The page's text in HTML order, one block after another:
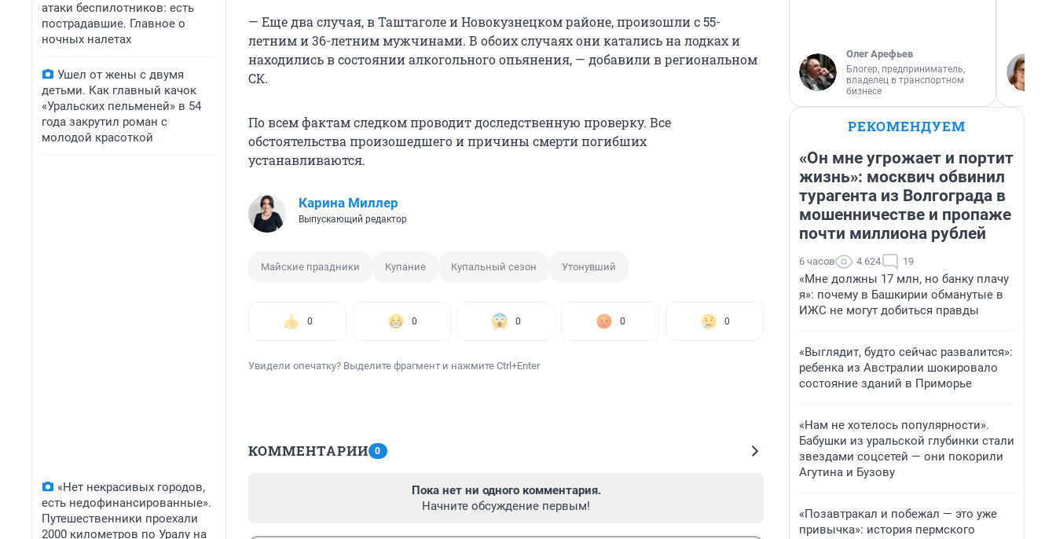
атаки беспилотников: есть
пострадавшие. Главное о
ночных налетах
Ушел от жены с двумя
детьми. Как главный качок
«Уральских пельменей» в 54
года закрутил роман с
молодой красоткой
«Нет некрасивых городов,
есть недофинансированные».
Путешественники проехали
2000 километров по Уралу на
— Еще два случая, в Таштаголе и Новокузнецком районе, произошли с 55-
летним и 36-летним мужчинами. В обоих случаях они катались на лодках и
находились в состоянии алкогольного опьянения, — добавили в региональном
СК.
По всем фактам следком проводит доследственную проверку. Все
обстоятельства произошедшего и причины смерти погибших
устанавливаются.
Карина Миллер
Выпускающий редактор
Майские праздники Купание Купальный сезон Утонувший
0 0 0 0 0
Увидели опечатку? Выделите фрагмент и нажмите Ctrl+Enter
КОММЕНТАРИИ 0
Пока нет ни одного комментария.
Начните обсуждение первым!
Олег Арефьев
Блогер, предприниматель,
владелец в транспортном
бизнесе
РЕКОМЕНДУЕМ
«Он мне угрожает и портит
жизнь»: москвич обвинил
турагента из Волгограда в
мошенничестве и пропаже
почти миллиона рублей
6 часов 4 624 19
«Мне должны 17 млн, но банку плачу
я»: почему в Башкирии обманутые в
ИЖС не могут добиться правды
«Выглядит, будто сейчас развалится»:
ребенка из Австралии шокировало
состояние зданий в Приморье
«Нам не хотелось популярности».
Бабушки из уральской глубинки стали
звездами соцсетей — они покорили
Агутина и Бузову
«Позавтракал и побежал — это уже
привычка»: история пермского